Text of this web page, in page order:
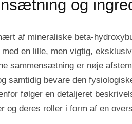
og
af mineraliske beta-
en lille, men vigtig,
sammensætning er nøje
samtidig bevare den
følger en detaljeret
og deres roller i form af en